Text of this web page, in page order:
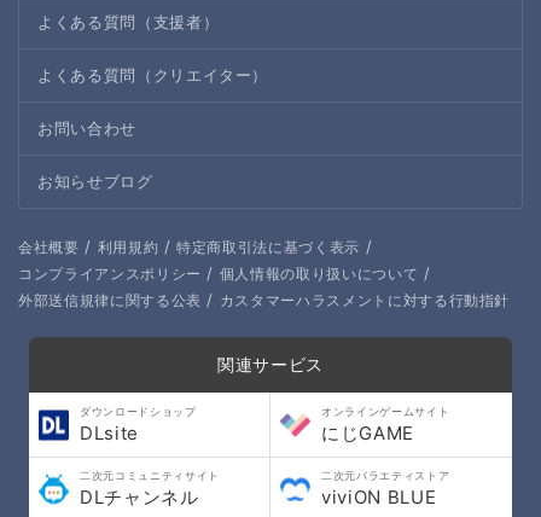
よくある質問（支援者）
よくある質問（クリエイター）
お問い合わせ
お知らせブログ
会社概要 / 利用規約 / 特定商取引法に基づく表示 /
コンプライアンスポリシー / 個人情報の取り扱いについて /
外部送信規律に関する公表 / カスタマーハラスメントに対する行動指針
関連サービス
ダウンロードショップ
DLsite
オンラインゲームサイト
にじGAME
二次元コミュニティサイト
DLチャンネル
二次元バラエティストア
viviON BLUE